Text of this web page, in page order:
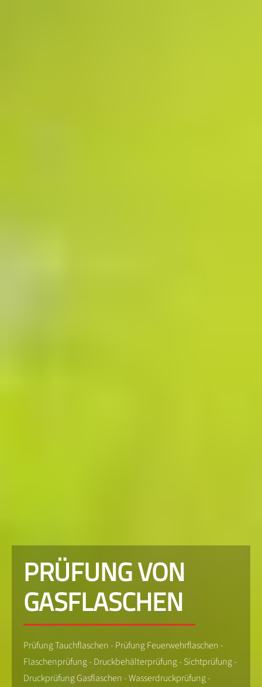
PRÜFUNG VON
GASFLASCHEN
Prüfung Tauchflaschen - Prüfung Feuerwehrflaschen -
Flaschenprüfung - Druckbehälterprüfung - Sichtprüfung -
Druckprüfung Gasflaschen - Wasserdruckprüfung -